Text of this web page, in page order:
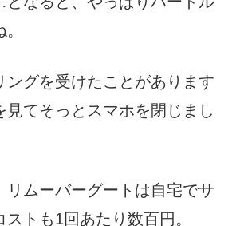
ングを受けたことがあります
見てそっとスマホを閉じまし
リムーバーグートは自宅でサ
トも1回あたり数百円。